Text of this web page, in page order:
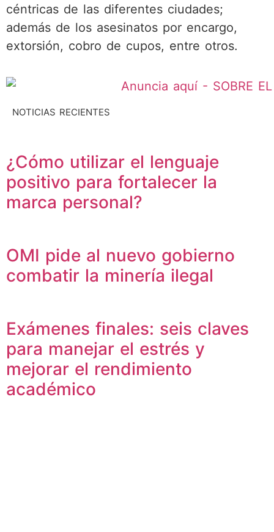
céntricas de las diferentes ciudades;
además de los asesinatos por encargo,
extorsión, cobro de cupos, entre otros.
NOTICIAS RECIENTES
¿Cómo utilizar el lenguaje
positivo para fortalecer la
marca personal?
OMI pide al nuevo gobierno
combatir la minería ilegal
Exámenes finales: seis claves
para manejar el estrés y
mejorar el rendimiento
académico